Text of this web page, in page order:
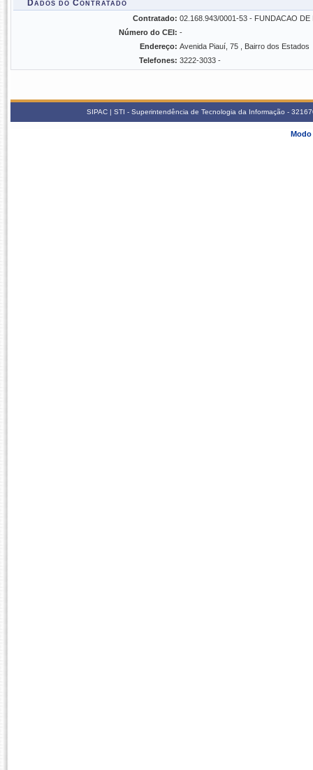
Dados do Contratado
Contratado: 02.168.943/0001-53 - FUNDACAO
Número do CEI: -
Endereço: Avenida Piauí, 75 , Bairro dos Estados
Telefones: 3222-3033 -
SIPAC | STI - Superintendência de Tecnologia da Informação -
Modo